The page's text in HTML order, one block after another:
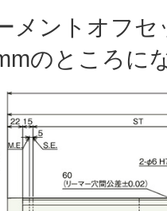
メントオフ
のところに